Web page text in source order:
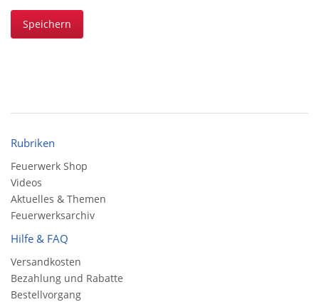
Speichern
Rubriken
Feuerwerk Shop
Videos
Aktuelles & Themen
Feuerwerksarchiv
Hilfe & FAQ
Versandkosten
Bezahlung und Rabatte
Bestellvorgang